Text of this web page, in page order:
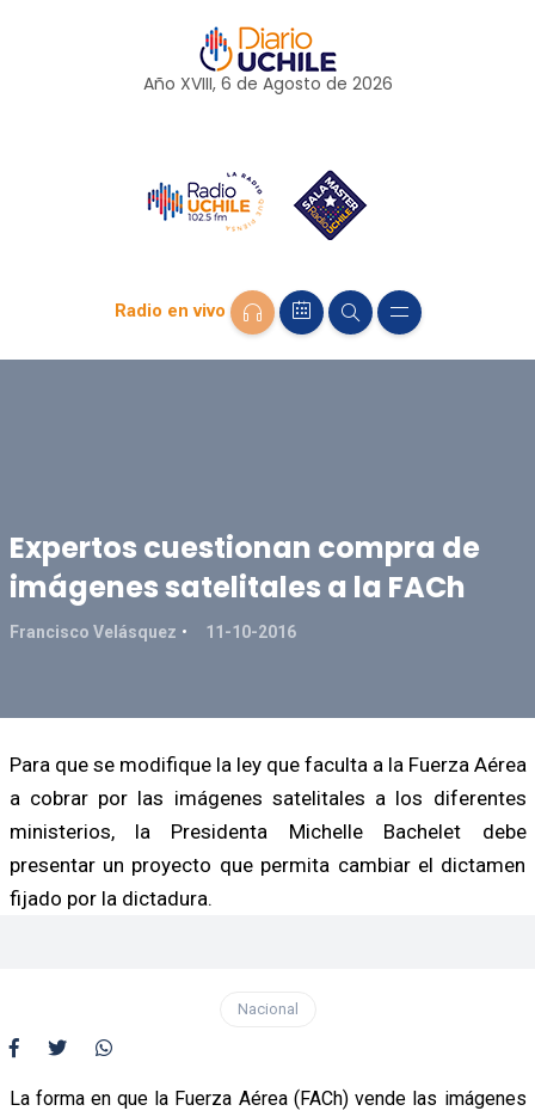
Año XVIII, 6 de Agosto de 2026
Radio en vivo
Expertos cuestionan compra de
imágenes satelitales a la FACh
Francisco Velásquez 11-10-2016
Para que se modifique la ley que faculta a la Fuerza Aérea
a cobrar por las imágenes satelitales a los diferentes
ministerios, la Presidenta Michelle Bachelet debe
presentar un proyecto que permita cambiar el dictamen
fijado por la dictadura.
Nacional
La forma en que la Fuerza Aérea (FACh) vende las imágenes